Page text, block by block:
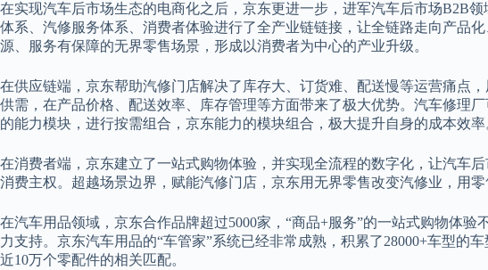
在实现汽车后市场生态的电商化之后，京东更进一步，进军汽车后市场B2B
体系、汽修服务体系、消费者体验进行了全产业链链接，让全链路走向产品
源、服务有保障的无界零售场景，形成以消费者为中心的产业升级。
在供应链端，京东帮助汽修门店解决了库存大、订货难、配送慢等运营痛点
供需，在产品价格、配送效率、库存管理等方面带来了极大优势。汽车修理
的能力模块，进行按需组合，京东能力的模块组合，极大提升自身的成本效率
在消费者端，京东建立了一站式购物体验，并实现全流程的数字化，让汽车
消费主权。超越场景边界，赋能汽修门店，京东用无界零售改变汽修业，用零
在汽车用品领域，京东合作品牌超过5000家，“商品+服务”的一站式购物体
力支持。京东汽车用品的“车管家”系统已经非常成熟，积累了28000+车型的
近10万个零配件的相关匹配。